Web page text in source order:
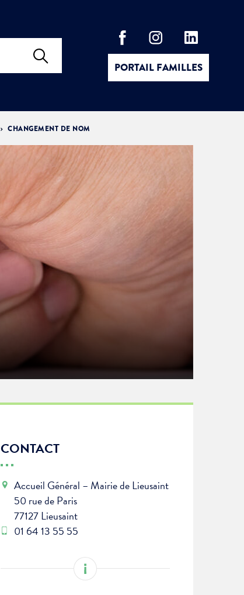
PORTAIL FAMILLES
CHANGEMENT DE NOM
CONTACT
Accueil Général – Mairie de Lieusaint
50 rue de Paris
77127 Lieusaint
01 64 13 55 55